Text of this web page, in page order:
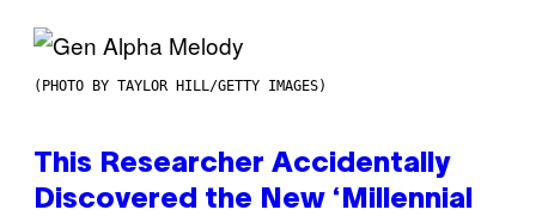
(PHOTO BY TAYLOR HILL/GETTY IMAGES)
This Researcher Accidentally
Discovered the New ‘Millennial